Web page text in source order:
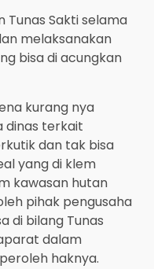
Tunas Sakti selama
melaksanakan
bisa di acungkan
kurang nya
dinas terkait
dan tak bisa
yang di klem
kawasan hutan
pihak pengusaha
di bilang Tunas
dalam
haknya.